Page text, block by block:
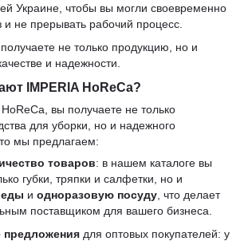
Украине, чтобы вы могли своевременно
и не прерывать рабочий процесс.
не только продукцию, но и
и надежности.
IMPERIA HoReCa?
вы получаете не только
для уборки, но и надежного
мы предлагаем:
товаров: в нашем каталоге вы
губки, тряпки и салфетки, но и
еды и одноразовую посуду, что делает
поставщиком для вашего бизнеса.
для оптовых покупателей: у